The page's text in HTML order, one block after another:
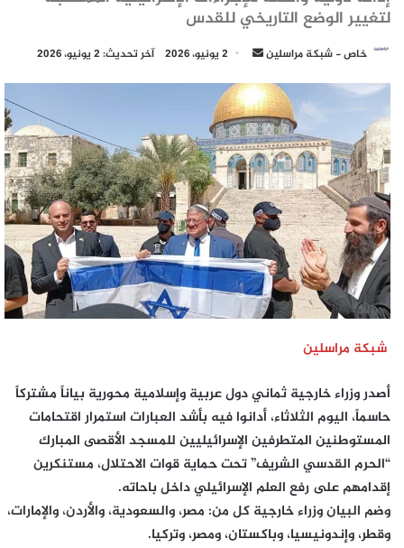
لتغيير الوضع التاريخي للقدس
خاص - شبكة مراسلين
أرسل
إلكترونيا
2 يونيو، 2026 آخر تحديث: 2 يونيو، 2026
شبكة مراسلين
أصدر وزراء خارجية ثماني دول عربية وإسلامية محورية بياناً مشتركاً
حاسماً، اليوم الثلاثاء، أدانوا فيه بأشد العبارات استمرار اقتحامات
المستوطنين المتطرفين الإسرائيليين للمسجد الأقصى المبارك
“الحرم القدسي الشريف” تحت حماية قوات الاحتلال، مستنكرين
إقدامهم على رفع العلم الإسرائيلي داخل باحاته.
وضم البيان وزراء خارجية كل من: مصر، والسعودية، والأردن، والإمارات،
وقطر، وإندونيسيا، وباكستان، ومصر، وتركيا.